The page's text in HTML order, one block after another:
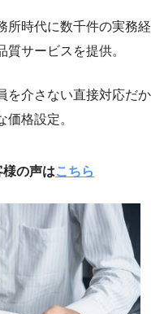
所時代に数千件の実務経
サービスを提供。
を介さない直接対応だか
格設定。
の声はこちら